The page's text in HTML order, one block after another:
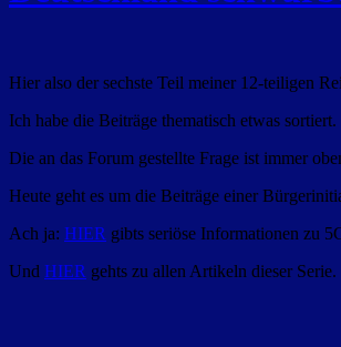
Hier also der sechste Teil meiner 12-teiligen
Ich habe die Beiträge thematisch etwas sortiert.
Die an das Forum gestellte Frage ist immer
Heute geht es um die Beiträge einer
Ach ja: HIER gibts seriöse Informationen zu
Und HIER gehts zu allen Artikeln dieser Serie.